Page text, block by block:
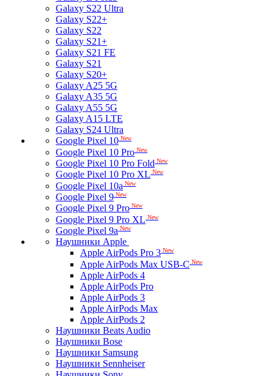
Galaxy S22 Ultra
Galaxy S22+
Galaxy S22
Galaxy S21+
Galaxy S21 FE
Galaxy S21
Galaxy S20+
Galaxy A25 5G
Galaxy A35 5G
Galaxy A55 5G
Galaxy A15 LTE
Galaxy S24 Ultra
Google Pixel 10 New
Google Pixel 10 Pro New
Google Pixel 10 Pro Fold New
Google Pixel 10 Pro XL New
Google Pixel 10a New
Google Pixel 9 New
Google Pixel 9 Pro New
Google Pixel 9 Pro XL New
Google Pixel 9a New
Наушники Apple
Apple AirPods Pro 3 New
Apple AirPods Max USB-C New
Apple AirPods 4
Apple AirPods Pro
Apple AirPods 3
Apple AirPods Max
Apple AirPods 2
Наушники Beats Audio
Наушники Bose
Наушники Samsung
Наушники Sennheiser